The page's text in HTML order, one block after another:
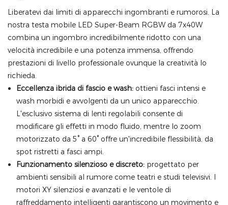
Liberatevi dai limiti di apparecchi ingombranti e rumorosi. La
nostra testa mobile LED Super-Beam RGBW da 7x40W
combina un ingombro incredibilmente ridotto con una
velocità incredibile e una potenza immensa, offrendo
prestazioni di livello professionale ovunque la creatività lo
richieda.
Eccellenza ibrida di fascio e wash:ottieni fasci intensi e
wash morbidi e avvolgenti da un unico apparecchio.
L'esclusivo sistema di lenti regolabili consente di
modificare gli effetti in modo fluido, mentre lo zoom
motorizzato da 5° a 60° offre un'incredibile flessibilità, da
spot ristretti a fasci ampi.
Funzionamento silenzioso e discreto:progettato per
ambienti sensibili al rumore come teatri e studi televisivi. I
motori XY silenziosi e avanzati e le ventole di
raffreddamento intelligenti garantiscono un movimento e